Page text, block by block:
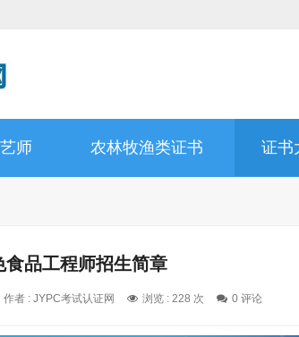
师 农林牧渔类证书 证书
食品工程师招生简章
作者 : JYPC考试认证网 浏览 : 228 次 0 评论